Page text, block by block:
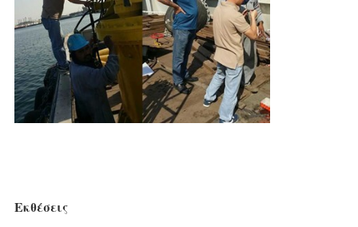
Εκθέσεις